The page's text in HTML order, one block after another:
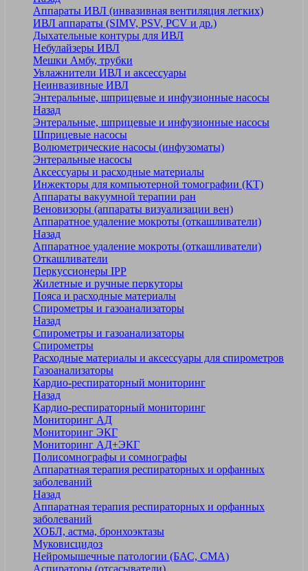
Аппараты ИВЛ (инвазивная вентиляция легких)
ИВЛ аппараты (SIMV, PSV, PCV и др.)
Дыхательные контуры для ИВЛ
Небулайзеры ИВЛ
Мешки Амбу, трубки
Увлажнители ИВЛ и аксессуары
Неинвазивные ИВЛ
Энтеральные, шприцевые и инфузионные насосы
Назад
Энтеральные, шприцевые и инфузионные насосы
Шприцевые насосы
Волюметрические насосы (инфузоматы)
Энтеральные насосы
Аксессуары и расходные материалы
Инжекторы для компьютерной томографии (КТ)
Аппараты вакуумной терапии ран
Веновизоры (аппараты визуализации вен)
Аппаратное удаление мокроты (откашливатели)
Назад
Аппаратное удаление мокроты (откашливатели)
Откашливатели
Перкуссионеры IPP
Жилетные и ручные перкуторы
Пояса и расходные материалы
Спирометры и газоанализаторы
Назад
Спирометры и газоанализаторы
Спирометры
Расходные материалы и аксессуары для спирометров
Газоанализаторы
Кардио-респираторный мониторинг
Назад
Кардио-респираторный мониторинг
Мониторинг АД
Мониторинг ЭКГ
Мониторинг АД+ЭКГ
Полисомнографы и сомнографы
Аппаратная терапия респираторных и орфанных
заболеваний
Назад
Аппаратная терапия респираторных и орфанных
заболеваний
ХОБЛ, астма, бронхоэктазы
Муковисцидоз
Нейромышечные патологии (БАС, СМА)
Аспираторы (отсасыватели)